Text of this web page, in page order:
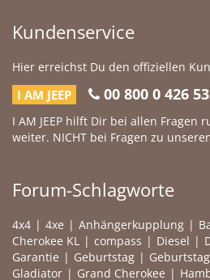
Kundenservice
Hier erreichst Du den offiziellen
I AM JEEP 00 800 0 426
I AM JEEP hilft Dir bei allen Fragen
weiter. NICHT bei Fragen zu
Forum-Schlagworte
4x4 4xe Anhängerkupplung
Cherokee KL
compass Diesel
Garantie
Geburtstag
Gladiator
Grand Cherokee